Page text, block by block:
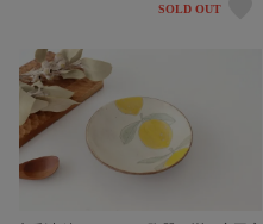
SOLD OUT